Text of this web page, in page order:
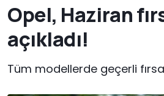
Opel, Haziran
açıkladı!
Tüm modellerde geçerli